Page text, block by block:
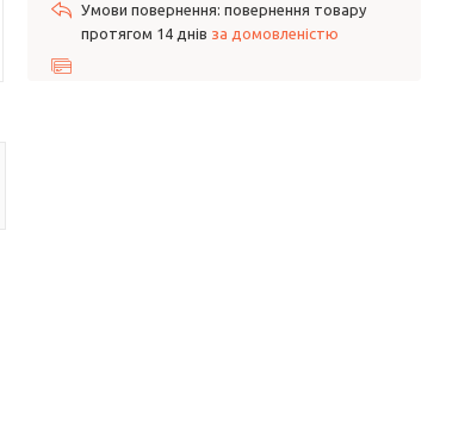
повернення товару
протягом 14 днів за домовленістю